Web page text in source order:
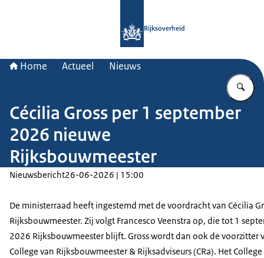
Rijksoverheid
Home Actueel Nieuws
Cécilia Gross per 1 september
2026 nieuwe
Rijksbouwmeester
Nieuwsbericht26-06-2026 | 15:00
De ministerraad heeft ingestemd met de voordracht van Cécilia
Rijksbouwmeester. Zij volgt Francesco Veenstra op, die tot 1
2026 Rijksbouwmeester blijft. Gross wordt dan ook de voorzitter
College van Rijksbouwmeester & Rijksadviseurs (CRa). Het